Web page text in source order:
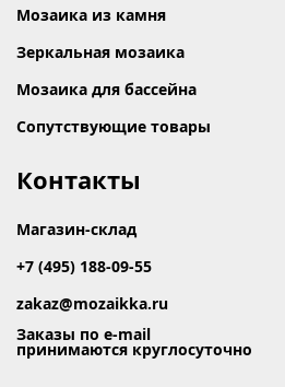
Мозаика из камня
Зеркальная мозаика
Мозаика для бассейна
Сопутствующие товары
Контакты
Магазин-склад
+7 (495) 188-09-55
zakaz@mozaikka.ru
Заказы по e-mail
принимаются круглосуточно